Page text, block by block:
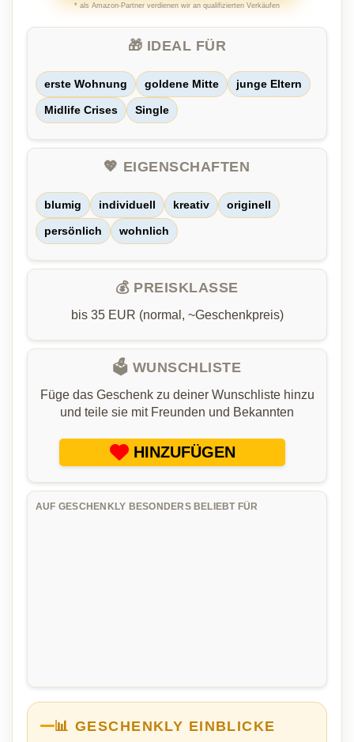
* als Amazon-Partner verdienen wir an qualifizierten Verkäufen
🎁 IDEAL FÜR
erste Wohnung goldene Mitte junge Eltern
Midlife Crises Single
💖 EIGENSCHAFTEN
blumig individuell kreativ originell
persönlich wohnlich
💰 PREISKLASSE
bis 35 EUR (normal, ~Geschenkpreis)
🗳️ WUNSCHLISTE
Füge das Geschenk zu deiner Wunschliste hinzu
und teile sie mit Freunden und Bekannten
HINZUFÜGEN
AUF GESCHENKLY BESONDERS BELIEBT FÜR
📊 GESCHENKLY EINBLICKE